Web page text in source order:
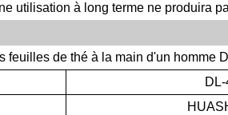
utilisation à long terme ne produira
feuilles de thé à la main d'un homme